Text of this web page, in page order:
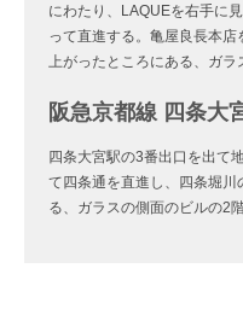
にわたり、LAQUEを右手に
って直進する。亀屋良長本
上がったところにある、ガラ
阪急京都線 四条大
四条大宮駅の3番出口を出て
て四条通を直進し、四条堀
る、ガラスの側面のビルの2階